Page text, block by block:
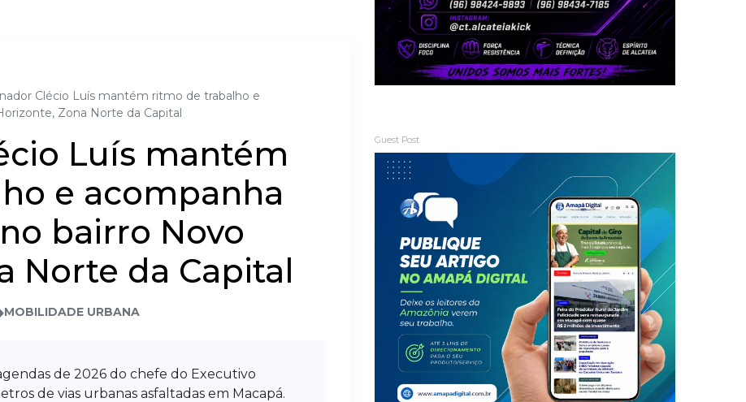
Clécio Luís mantém ritmo de trabalho e
Zona Norte da Capital
Luís mantém
e acompanha
bairro Novo
Norte da Capital
MOBILIDADE URBANA
de 2026 do chefe do Executivo
de vias urbanas asfaltadas em Macapá.
Guest Post